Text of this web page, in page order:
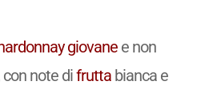
giovanee non
note difruttabianca e